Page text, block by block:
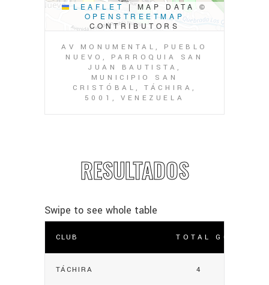
LEAFLET |MAP DATA ©
OPENSTREETMAP
CONTRIBUTORS
AV MONUMENTAL, PUEBLO
NUEVO, PARROQUIA SAN
JUAN BAUTISTA,
MUNICIPIO SAN
CRISTÓBAL, TÁCHIRA,
5001, VENEZUELA
RESULTADOS
CLUB TOTAL GOLES
TÁCHIRA 4